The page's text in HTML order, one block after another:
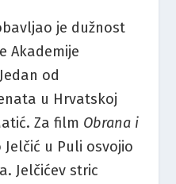
je dužnost
Akademije
od
u Hrvatskoj
Za film Obrana i
u Puli osvojio
Jelčićev stric